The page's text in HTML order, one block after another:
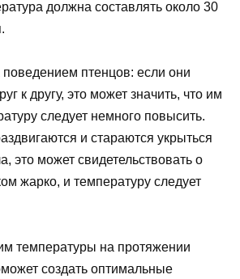
должна составлять около 30
поведением птенцов: если они
к другу, это может значить, что им
следует немного повысить.
и стараются укрыться
это может свидетельствовать о
жарко, и температуру следует
температуры на протяжении
создать оптимальные